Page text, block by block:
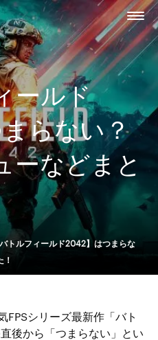
ールド
らない？
ーなどまと
バトルフィールド2042】はつまらな
！
FPSシリーズ最新作「バト
後から「つまらない」とい